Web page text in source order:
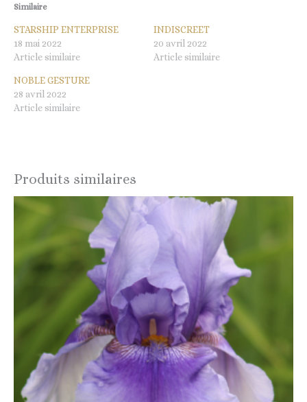
Similaire
STARSHIP ENTERPRISE
18 mai 2022
Article similaire
INDISCREET
20 avril 2022
Article similaire
NOBLE GESTURE
28 avril 2022
Article similaire
Produits similaires